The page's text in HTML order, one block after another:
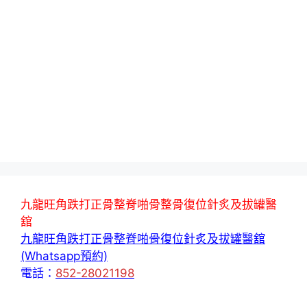
九龍旺角跌打正骨整脊啪骨整骨復位針炙及拔罐醫
舘
九龍旺角跌打正骨整脊啪骨復位針炙及拔罐醫舘
(Whatsapp預約)
電話： 852-28021198